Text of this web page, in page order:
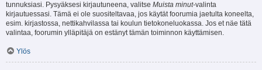
tunnuksiasi. Pysyäksesi kirjautuneena, valitse Muista minut-valinta
kirjautuessasi. Tämä ei ole suositeltavaa, jos käytät foorumia jaetulta koneelta,
esim. kirjastossa, nettikahvilassa tai koulun tietokoneluokassa. Jos et näe tätä
valintaa, foorumin ylläpitäjä on estänyt tämän toiminnon käyttämisen.
Ylös